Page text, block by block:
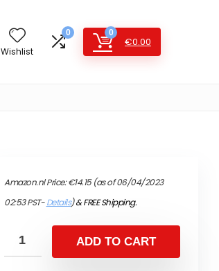
Wishlist
0 0
€0.00
Amazon.nl Price:€14.15(as of 06/04/2023
02:53 PST-Details)&FREE Shipping.
ADD TO CART